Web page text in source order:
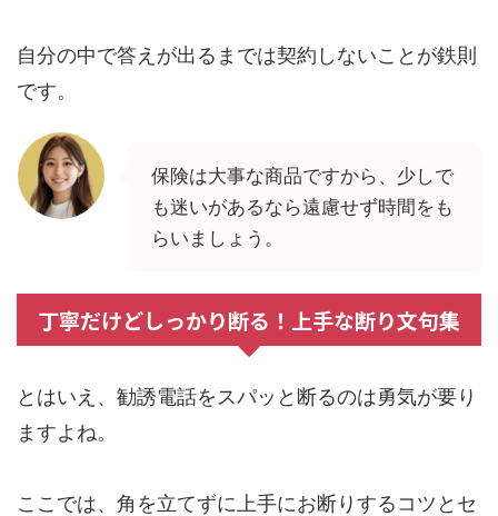
自分の中で答えが出るまでは契約しないことが鉄則
です。
保険は大事な商品ですから、少しで
も迷いがあるなら遠慮せず時間をも
らいましょう。
丁寧だけどしっかり断る！上手な断り文句集
とはいえ、勧誘電話をスパッと断るのは勇気が要り
ますよね。
ここでは、角を立てずに上手にお断りするコツとセ